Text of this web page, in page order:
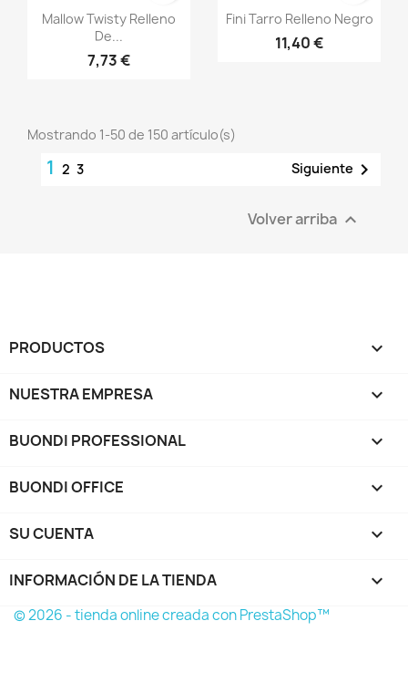
Vista rápida
Mallow Twisty Relleno
De...
7,73 €
Vista rápida
Fini Tarro Relleno Negro
11,40 €
Mostrando 1-50 de 150 artículo(s)
1 2 3 Siguiente 
Volver arriba 
PRODUCTOS 
NUESTRA EMPRESA 
BUONDI PROFESSIONAL 
BUONDI OFFICE 
SU CUENTA 
INFORMACIÓN DE LA TIENDA keyboard_arrow_down
© 2026 - tienda online creada con PrestaShop™